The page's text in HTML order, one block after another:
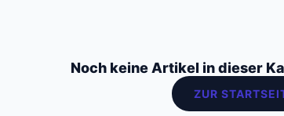
Noch keine Artikel in dieser
ZUR